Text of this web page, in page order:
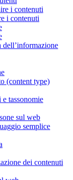
i contenuti
i contenuti
dell’informazione
(content type)
tassonomie
sul web
semplice
dei contenuti